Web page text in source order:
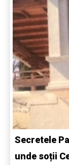
Secretele
unde soții